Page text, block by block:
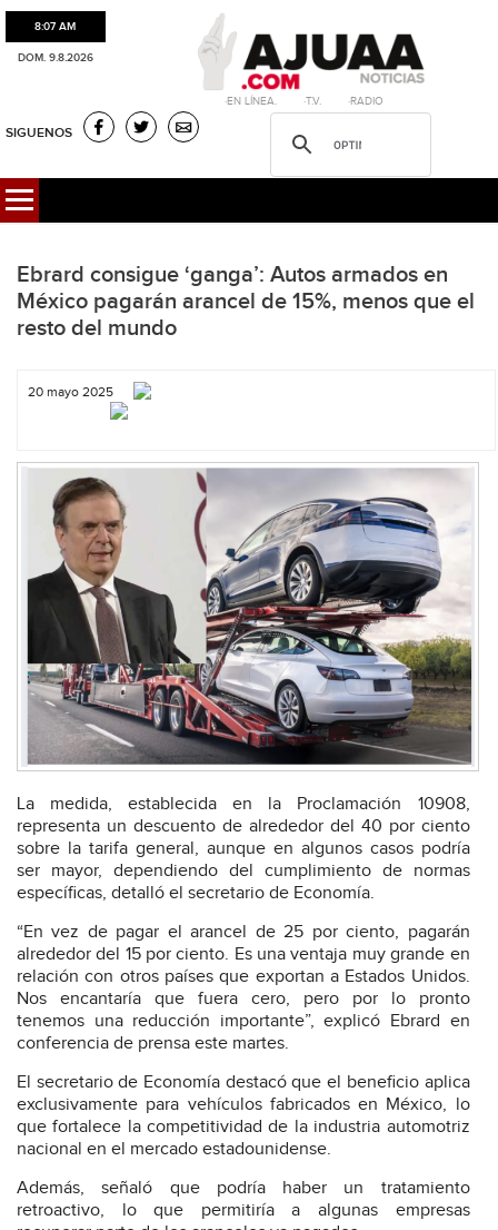
8:07 AM
DOM. 9.8.2026
·EN LÍNEA. ·T.V. ·RADIO
SIGUENOS
Ebrard consigue ‘ganga’: Autos armados en
México pagarán arancel de 15%, menos que el
resto del mundo
20 mayo 2025
La medida, establecida en la Proclamación 10908,
representa un descuento de alrededor del 40 por ciento
sobre la tarifa general, aunque en algunos casos podría
ser mayor, dependiendo del cumplimiento de normas
específicas, detalló el secretario de Economía.
“En vez de pagar el arancel de 25 por ciento, pagarán
alrededor del 15 por ciento. Es una ventaja muy grande en
relación con otros países que exportan a Estados Unidos.
Nos encantaría que fuera cero, pero por lo pronto
tenemos una reducción importante”, explicó Ebrard en
conferencia de prensa este martes.
El secretario de Economía destacó que el beneficio aplica
exclusivamente para vehículos fabricados en México, lo
que fortalece la competitividad de la industria automotriz
nacional en el mercado estadounidense.
Además, señaló que podría haber un tratamiento
retroactivo, lo que permitiría a algunas empresas